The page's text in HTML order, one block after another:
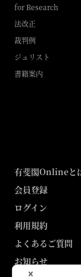
for Research
法改正
裁判例
ジュリスト
書籍案内
有斐閣Onlineと
会員登録
ログイン
利用規約
よくあるご質問
お知らせ